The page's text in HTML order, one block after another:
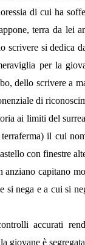
di cui ha
terra da lei
scrivere si dedica
per la
dello scrivere a
di
ai limiti del
il cui
con finestre
anziano capitano
si nega e a cui si
accurati
giovane è